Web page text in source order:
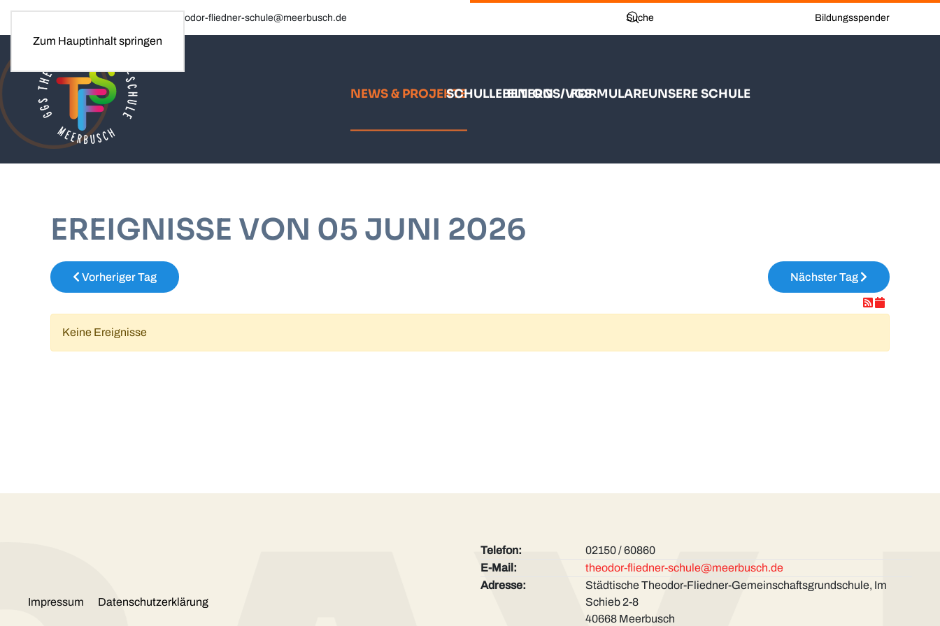
Zum Hauptinhalt springen
Tel. 02150 / 60860 · E-Mail: theodor-fliedner-schule@meerbusch.de Bildungsspender
NEWS & PROJEKTESCHULLEBENELTERNOGS/VGSFORMULAREUNSERE SCHULE
EREIGNISSE VON 05 JUNI 2026
Vorheriger Tag Nächster Tag
Keine Ereignisse
Impressum Datenschutzerklärung
Telefon:
02150 / 60860
E-Mail:
theodor-fliedner-schule@meerbusch.de
Adresse:
Städtische Theodor-Fliedner-Gemeinschaftsgrunds­chule, Im
Schieb 2-8
40668 Meerbusch